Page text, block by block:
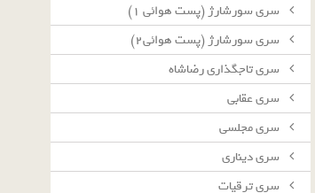
سرى سورشارژ (پست هوائى ١)
سرى سورشارژ (پست هوائى٢)
سرى تاجگذارى رضاشاه
سرى عقابى
سرى مجلسى
سرى دينارى
سرى ترقيات